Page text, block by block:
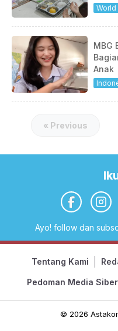
World
MBG
Anak
« Previous
Ayo! follow dan
Tentang Kami
Pedoman Media Siber
© 2026